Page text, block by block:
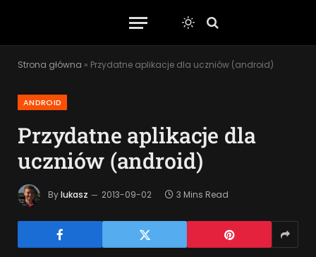
Strona główna » Przydatne aplikacje dla uczniów (android)
ANDROID
Przydatne aplikacje dla
uczniów (android)
Bylukasz 2013-09-02 3 Mins Read